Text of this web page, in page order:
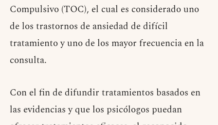
Compulsivo (TOC), el cual es considerado uno
de los trastornos de ansiedad de difícil
tratamiento y uno de los mayor frecuencia en la
consulta.
Con el fin de difundir tratamientos basados en
las evidencias y que los psicólogos puedan